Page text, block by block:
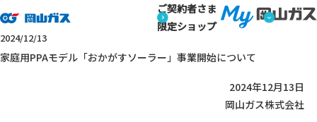
ご契約者さま
限定ショップ
トップページ
家庭用PPAモデル「おかがす
ニュースリリース
2024/12/13
家庭用PPAモデル「おかがすソーラー」事業開始について
2024年12月13日
岡山ガス株式会社